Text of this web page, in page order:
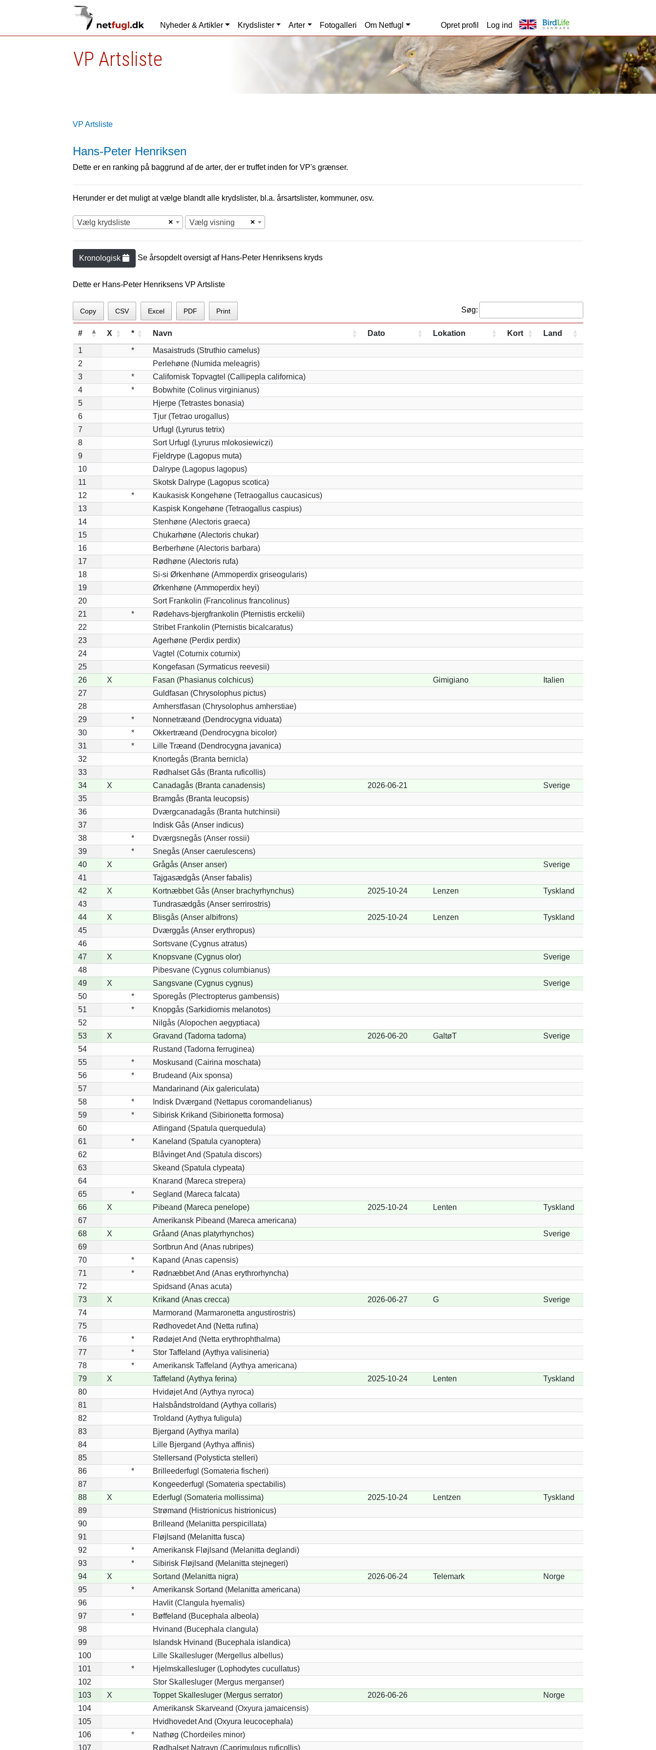
Nyheder & Artikler Krydslister Arter Fotogalleri Om Netfugl Opret profil Log ind
VP Artsliste
VP Artsliste
Hans-Peter Henriksen
Dette er en ranking på baggrund af de arter, der er truffet inden for VP's grænser.
Herunder er det muligt at vælge blandt alle krydslister, bl.a. årsartslister, kommuner, osv.
×
Vælg krydsliste ×
Vælg visning
Kronologisk Se årsopdelt oversigt af Hans-Peter Henriksens kryds
Dette er Hans-Peter Henriksens VP Artsliste
Copy CSV Excel PDF Print Søg:
# X * Navn Dato Lokation Kort Land
1 *
Masaistruds (Struthio camelus)
2
Perlehøne (Numida meleagris)
3
*
Californisk Topvagtel (Callipepla californica)
4
*
Bobwhite (Colinus virginianus)
5
Hjerpe (Tetrastes bonasia)
6
Tjur (Tetrao urogallus)
7
Urfugl (Lyrurus tetrix)
8
Sort Urfugl (Lyrurus mlokosiewiczi)
9
Fjeldrype (Lagopus muta)
10
Dalrype (Lagopus lagopus)
11
Skotsk Dalrype (Lagopus scotica)
12
*
Kaukasisk Kongehøne (Tetraogallus caucasicus)
13
Kaspisk Kongehøne (Tetraogallus caspius)
14
Stenhøne (Alectoris graeca)
15
Chukarhøne (Alectoris chukar)
16
Berberhøne (Alectoris barbara)
17
Rødhøne (Alectoris rufa)
18
Si-si Ørkenhøne (Ammoperdix griseogularis)
19
Ørkenhøne (Ammoperdix heyi)
20
Sort Frankolin (Francolinus francolinus)
21
*
Rødehavs-bjergfrankolin (Pternistis erckelii)
22
Stribet Frankolin (Pternistis bicalcaratus)
23
Agerhøne (Perdix perdix)
24
Vagtel (Coturnix coturnix)
25
Kongefasan (Syrmaticus reevesii)
26
X Fasan (Phasianus colchicus) Gimigiano
Italien
27
Guldfasan (Chrysolophus pictus)
28
Amherstfasan (Chrysolophus amherstiae)
29
*
Nonnetræand (Dendrocygna viduata)
30
*
Okkertræand (Dendrocygna bicolor)
31
*
Lille Træand (Dendrocygna javanica)
32
Knortegås (Branta bernicla)
33
Rødhalset Gås (Branta ruficollis)
34
X Canadagås (Branta canadensis) 2026-06-21
Sverige
35
Bramgås (Branta leucopsis)
36
Dværgcanadagås (Branta hutchinsii)
37
Indisk Gås (Anser indicus)
38
*
Dværgsnegås (Anser rossii)
39
*
Snegås (Anser caerulescens)
40
X Grågås (Anser anser)
Sverige
41
Tajgasædgås (Anser fabalis)
42
X Kortnæbbet Gås (Anser brachyrhynchus) 2025-10-24 Lenzen
Tyskland
43
Tundrasædgås (Anser serrirostris)
44
X Blisgås (Anser albifrons) 2025-10-24 Lenzen
Tyskland
45
Dværggås (Anser erythropus)
46
Sortsvane (Cygnus atratus)
47
X Knopsvane (Cygnus olor)
Sverige
48
Pibesvane (Cygnus columbianus)
49
X Sangsvane (Cygnus cygnus)
Sverige
50
*
Sporegås (Plectropterus gambensis)
51
*
Knopgås (Sarkidiornis melanotos)
52
Nilgås (Alopochen aegyptiaca)
53
X Gravand (Tadorna tadorna) 2026-06-20 GaltøT
Sverige
54
Rustand (Tadorna ferruginea)
55
*
Moskusand (Cairina moschata)
56
*
Brudeand (Aix sponsa)
57
Mandarinand (Aix galericulata)
58
*
Indisk Dværgand (Nettapus coromandelianus)
59
*
Sibirisk Krikand (Sibirionetta formosa)
60
Atlingand (Spatula querquedula)
61
*
Kaneland (Spatula cyanoptera)
62
Blåvinget And (Spatula discors)
63
Skeand (Spatula clypeata)
64
Knarand (Mareca strepera)
65
*
Segland (Mareca falcata)
66
X Pibeand (Mareca penelope) 2025-10-24 Lenten
Tyskland
67
Amerikansk Pibeand (Mareca americana)
68
X Gråand (Anas platyrhynchos)
Sverige
69
Sortbrun And (Anas rubripes)
70
*
Kapand (Anas capensis)
71
*
Rødnæbbet And (Anas erythrorhyncha)
72
Spidsand (Anas acuta)
73
X Krikand (Anas crecca) 2026-06-27 G
Sverige
74
Marmorand (Marmaronetta angustirostris)
75
Rødhovedet And (Netta rufina)
76
*
Rødøjet And (Netta erythrophthalma)
77
*
Stor Taffeland (Aythya valisineria)
78
*
Amerikansk Taffeland (Aythya americana)
79
X Taffeland (Aythya ferina) 2025-10-24 Lenten
Tyskland
80
Hvidøjet And (Aythya nyroca)
81
Halsbåndstroldand (Aythya collaris)
82
Troldand (Aythya fuligula)
83
Bjergand (Aythya marila)
84
Lille Bjergand (Aythya affinis)
85
Stellersand (Polysticta stelleri)
86
*
Brilleederfugl (Somateria fischeri)
87
Kongeederfugl (Somateria spectabilis)
88
X Ederfugl (Somateria mollissima) 2025-10-24 Lentzen
Tyskland
89
Strømand (Histrionicus histrionicus)
90
Brilleand (Melanitta perspicillata)
91
Fløjlsand (Melanitta fusca)
92
*
Amerikansk Fløjlsand (Melanitta deglandi)
93
*
Sibirisk Fløjlsand (Melanitta stejnegeri)
94
X Sortand (Melanitta nigra) 2026-06-24 Telemark
Norge
95
*
Amerikansk Sortand (Melanitta americana)
96
Havlit (Clangula hyemalis)
97
*
Bøffeland (Bucephala albeola)
98
Hvinand (Bucephala clangula)
99
Islandsk Hvinand (Bucephala islandica)
100
Lille Skallesluger (Mergellus albellus)
101
*
Hjelmskallesluger (Lophodytes cucullatus)
102
Stor Skallesluger (Mergus merganser)
103
X Toppet Skallesluger (Mergus serrator) 2026-06-26
Norge
104
Amerikansk Skarveand (Oxyura jamaicensis)
105
Hvidhovedet And (Oxyura leucocephala)
106
*
Nathøg (Chordeiles minor)
107
Rødhalset Natravn (Caprimulgus ruficollis)